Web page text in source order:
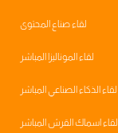
لقاء صناع المحتوى
لقاء الموناليزا المباشر
لقاء الذكاء الصناعي المباشر
لقاء اسماك القرش المباشر